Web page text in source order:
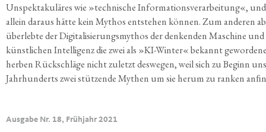
Unspek­ta­ku­lä­res wie »tech­ni­sche Infor­ma­ti­ons­ver­ar­bei­tung«, und
allein dar­aus hät­te kein Mythos ent­ste­hen kön­nen. Zum ande­ren
über­leb­te der Digi­ta­li­sie­rungs­my­thos der den­ken­den Maschi­ne und
künst­li­chen Intel­li­genz die zwei als »KI-Win­ter« bekannt
her­ben Rück­schlä­ge nicht zuletzt des­we­gen, weil sich zu Beginn
Jahr­hun­derts zwei stüt­zen­de Mythen um sie her­um zu ran­ken
Ausgabe Nr. 18, Frühjahr 2021